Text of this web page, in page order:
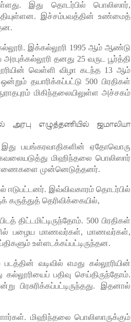
இது தொடர்பில் பொலிஸார்,
இச்சம்பவத்தின் உண்மைத்
இக்கல்லூரி 1995 ஆம் ஆண்டு
தனது 25 வருட பூர்த்தி
வெள்ளி விழா கடந்த 13 ஆம்
தயாரிக்கப்பட்டு 500 பிரதிகள்
மிகிந்தலையிலுள்ள அச்சகம்
அரபு எழுத்தணியில் ஜமாலியா
இது பயங்கரவாதிகளின் ஏதோவொரு
மிஹிந்தலை பொலிஸார்
முன்னெடுத்தனர்.
ஈடுபட்டனர். இவ்விவகாரம் தொடர்பில்
கருத்துத் தெரிவிக்கையில்,
திட்டமிட்டிருந்தோம். 500 பிரதிகள்
பழைய மாணவர்கள், மாணவர்கள்,
உள்ளடக்கப்பட்டிருந்தன.
வடிவில் எமது கல்லூரியின்
பதிவு செய்திருந்தோம்.
இதனால்
மிஹிந்தலை பொலிஸாருக்கும்